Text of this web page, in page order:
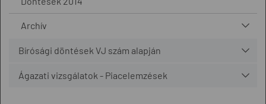
Archív
Bírósági döntések VJ szám alapján
Ágazati vizsgálatok - Piacelemzések